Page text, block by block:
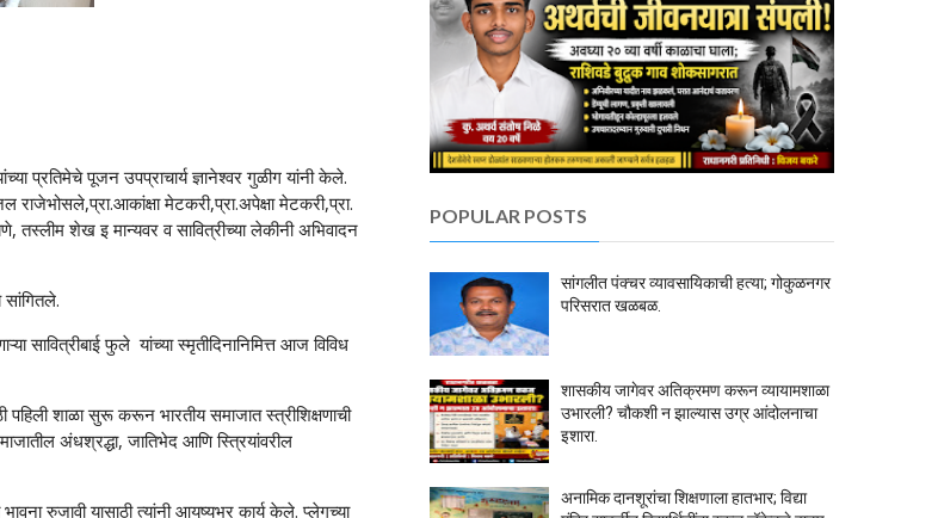
प्रतिमेचे पूजन उपप्राचार्य ज्ञानेश्वर गुळीग यांनी केले.
राजेभोसले,प्रा.आकांक्षा मेटकरी,प्रा.अपेक्षा मेटकरी,प्रा.
तस्लीम शेख इ मान्यवर व सावित्रीच्या लेकीनी अभिवादन
सांगितले.
सावित्रीबाई फुले यांच्या स्मृतीदिनानिमित्त आज विविध
शाळा सुरू करून भारतीय समाजात स्त्रीशिक्षणाची
अंधश्रद्धा, जातिभेद आणि स्त्रियांवरील
रुजावी यासाठी त्यांनी आयुष्यभर कार्य केले. प्लेगच्या
POPULAR POSTS
सांगलीत पंक्चर व्यावसायिकाची हत्या; गोकुळनगर
परिसरात खळबळ.
शासकीय जागेवर अतिक्रमण करून व्यायामशाळा
उभारली? चौकशी न झाल्यास उग्र आंदोलनाचा
इशारा.
अनामिक दानशूरांचा शिक्षणाला हातभार; विद्या